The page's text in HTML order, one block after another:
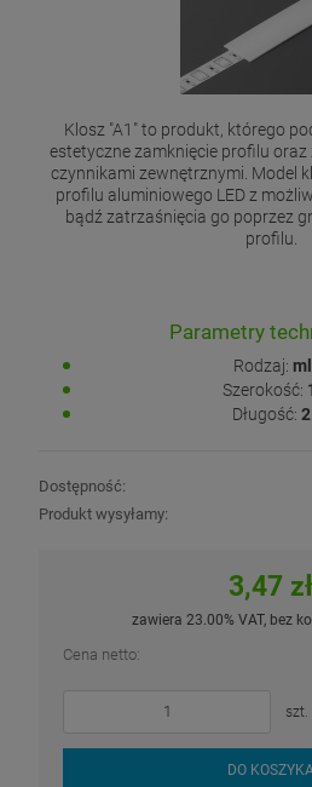
Klosz "A1" to produkt, którego
estetyczne zamknięcie profilu oraz
czynnikami zewnętrznymi. Model
profilu aluminiowego LED z
bądź zatrzaśnięcia go poprzez
profilu.
Parametry
Rodzaj:
Szerokość:
Długość:
Dostępność:
Produkt wysyłamy:
3,47 zł
zawiera 23.00% VAT, bez
Cena netto:
szt.
DO